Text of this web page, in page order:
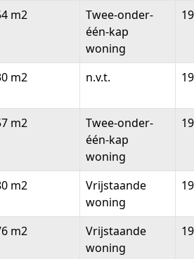
Woningtype
m2
Twee-onder-
één-kap
woning
m2 n.v.t.
m2
Twee-onder-
één-kap
woning
m2
Vrijstaande
woning
m2
Vrijstaande
woning